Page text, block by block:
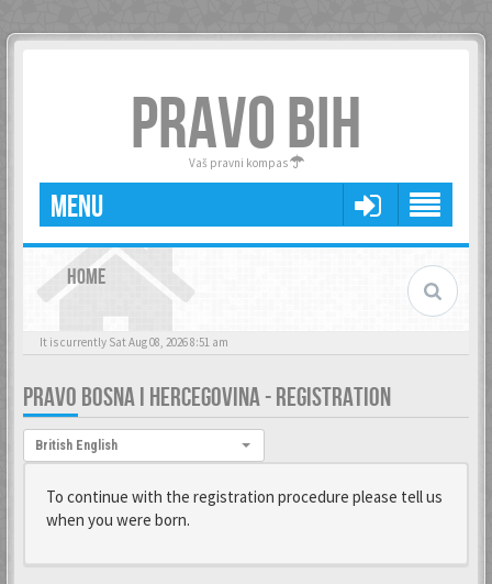
PRAVO BIH
Vaš pravni kompas
MENU
HOME
It is currently Sat Aug 08, 2026 8:51 am
PRAVO BOSNA I HERCEGOVINA - REGISTRATION
Language:
British English
To continue with the registration procedure please tell us
when you were born.